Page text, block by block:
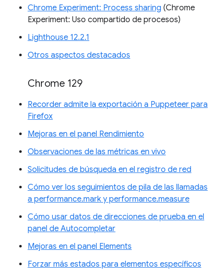
Chrome Experiment: Process sharing (Chrome
Experiment: Uso compartido de procesos)
Lighthouse 12.2.1
Otros aspectos destacados
Chrome 129
Recorder admite la exportación a Puppeteer para
Firefox
Mejoras en el panel Rendimiento
Observaciones de las métricas en vivo
Solicitudes de búsqueda en el registro de red
Cómo ver los seguimientos de pila de las llamadas
a performance.mark y performance.measure
Cómo usar datos de direcciones de prueba en el
panel de Autocompletar
Mejoras en el panel Elements
Forzar más estados para elementos específicos